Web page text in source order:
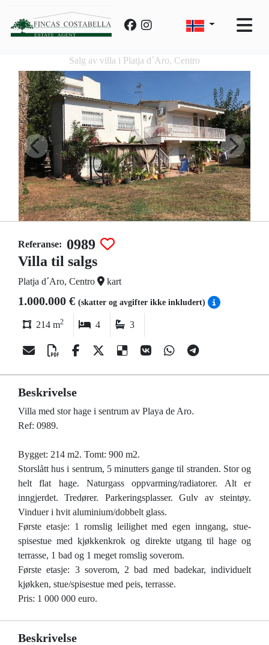
Salg av villa i Platja d´Aro, Centro
Referanse: 0989
Villa til salgs
Platja d´Aro, Centro kart
1.000.000 € (skatter og avgifter ikke inkludert)
214 m2 4 3
Beskrivelse
Villa med stor hage i sentrum av Playa de Aro.
Ref: 0989.
Bygget: 214 m2. Tomt: 900 m2.
Storslått hus i sentrum, 5 minutters gange til stranden. Stor og
helt flat hage. Naturgass oppvarming/radiatorer. Alt er
inngjerdet. Tredører. Parkeringsplasser. Gulv av steintøy.
Vinduer i hvit aluminium/dobbelt glass.
Første etasje: 1 romslig leilighet med egen inngang, stue-
spisestue med kjøkkenkrok og direkte utgang til hage og
terrasse, 1 bad og 1 meget romslig soverom.
Første etasje: 3 soverom, 2 bad med badekar, individuelt
kjøkken, stue/spisestue med peis, terrasse.
Pris: 1 000 000 euro.
Beskrivelse